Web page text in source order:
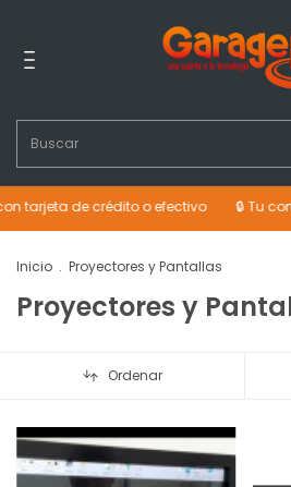
de crédito o efectivo 🔒 Tu compra
Inicio . Proyectores y Pantallas
Proyectores y
Ordenar